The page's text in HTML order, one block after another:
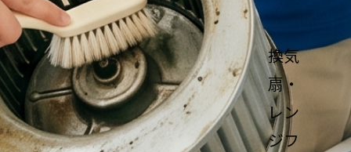
換気
扇・
レン
ジフ